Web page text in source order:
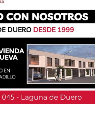
la revista en papel
los negocios
de las Artes.